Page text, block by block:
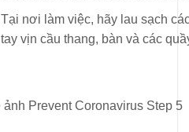
Tại nơi làm việc, hãy lau sạch
tay vịn cầu thang, bàn và các